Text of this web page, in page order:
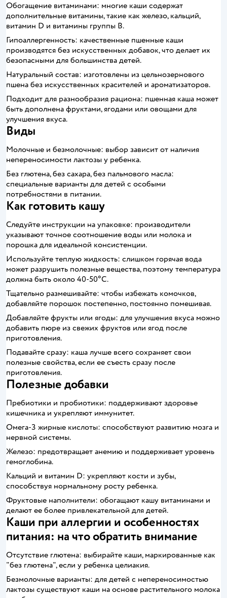
Обогащение витаминами: многие каши содержат
дополнительные витамины, такие как железо, кальций,
витамин D и витамины группы B.
Гипоаллергенность: качественные пшенные каши
производятся без искусственных добавок, что делает их
безопасными для большинства детей.
Натуральный состав: изготовлены из цельнозернового
пшена без искусственных красителей и ароматизаторов.
Подходит для разнообразия рациона: пшенная каша может
быть дополнена фруктами, ягодами или овощами для
улучшения вкуса.
Виды
Молочные и безмолочные: выбор зависит от наличия
непереносимости лактозы у ребенка.
Без глютена, без сахара, без пальмового масла:
специальные варианты для детей с особыми
потребностями в питании.
Как готовить кашу
Следуйте инструкции на упаковке: производители
указывают точное соотношение воды или молока и
порошка для идеальной консистенции.
Используйте теплую жидкость: слишком горячая вода
может разрушить полезные вещества, поэтому температура
должна быть около 40-50°C.
Тщательно размешивайте: чтобы избежать комочков,
добавляйте порошок постепенно, постоянно помешивая.
Добавляйте фрукты или ягоды: для улучшения вкуса можно
добавить пюре из свежих фруктов или ягод после
приготовления.
Подавайте сразу: каша лучше всего сохраняет свои
полезные свойства, если ее съесть сразу после
приготовления.
Полезные добавки
Пребиотики и пробиотики: поддерживают здоровье
кишечника и укрепляют иммунитет.
Омега-3 жирные кислоты: способствуют развитию мозга и
нервной системы.
Железо: предотвращает анемию и поддерживает уровень
гемоглобина.
Кальций и витамин D: укрепляют кости и зубы,
способствуя нормальному росту ребенка.
Фруктовые наполнители: обогащают кашу витаминами и
делают ее более привлекательной для детей.
Каши при аллергии и особенностях
питания: на что обратить внимание
Отсутствие глютена: выбирайте каши, маркированные как
"без глютена", если у ребенка целиакия.
Безмолочные варианты: для детей с непереносимостью
лактозы существуют каши на основе растительного молока